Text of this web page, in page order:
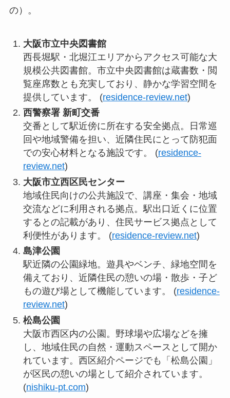
の）。
大阪市立中央図書館
西長堀駅・北堀江エリアからアクセス可能な大
規模公共図書館。市立中央図書館は蔵書数・閲
覧座席数とも充実しており、静かな学習空間を
提供しています。 (residence-review.net)
西警察署 新町交番
交番として駅近傍に所在する安全拠点。日常巡
回や地域警備を担い、近隣住民にとって防犯面
での安心材料となる施設です。 (residence-
review.net)
大阪市立西区民センター
地域住民向けの公共施設で、講座・集会・地域
交流などに利用される拠点。駅出口近くに位置
するとの記載があり、住民サービス拠点として
利便性があります。 (residence-review.net)
島津公園
駅近隣の公園緑地。遊具やベンチ、緑地空間を
備えており、近隣住民の憩いの場・散歩・子ど
もの遊び場として機能しています。 (residence-
review.net)
松島公園
大阪市西区内の公園。野球場や広場などを擁
し、地域住民の自然・運動スペースとして開か
れています。西区紹介ページでも「松島公園」
が区民の憩いの場として紹介されています。
(nishiku-pt.com)